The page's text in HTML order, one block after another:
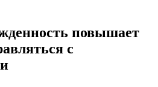
повышает
с